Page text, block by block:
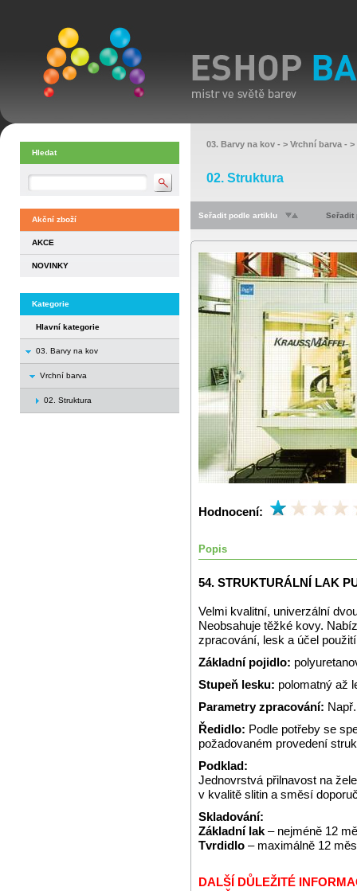
Hledat
Akční zboží
AKCE
NOVINKY
Kategorie
Hlavní kategorie
03. Barvy na kov
Vrchní barva
02. Struktura
03. Barvy na kov - > Vrchní barva - >
02. Struktura
Seřadit podle artiklu Seřadit
Hodnocení:
Popis
54. STRUKTURÁLNÍ LAK
Velmi kvalitní, univerzální
Neobsahuje těžké kovy.
zpracování, lesk a účel
Základní pojidlo:
Stupeň lesku: polomatný až
Parametry zpracování:
Ředidlo: Podle potřeby se
požadovaném provedení
Podklad:
Jednovrstvá přilnavost na
v kvalitě slitin a směsí
Skladování:
Základní lak – nejméně 12
Tvrdidlo – maximálně 12
DALŠÍ DŮLEŽITÉ